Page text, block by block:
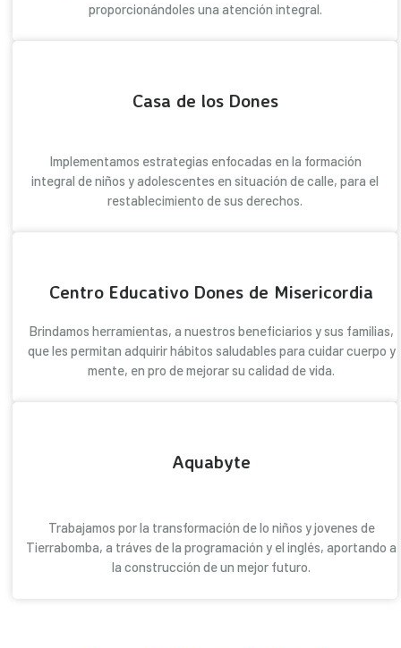
proporcionándoles una atención integral.
Casa de los Dones
Implementamos estrategias enfocadas en la formación
integral de niños y adolescentes en situación de calle, para el
restablecimiento de sus derechos.
Centro Educativo Dones de Misericordia
Brindamos herramientas, a nuestros beneficiarios y sus familias,
que les permitan adquirir hábitos saludables para cuidar cuerpo y
mente, en pro de mejorar su calidad de vida.
Aquabyte
Trabajamos por la transformación de lo niños y jovenes de
Tierrabomba, a tráves de la programación y el inglés, aportando a
la construcción de un mejor futuro.